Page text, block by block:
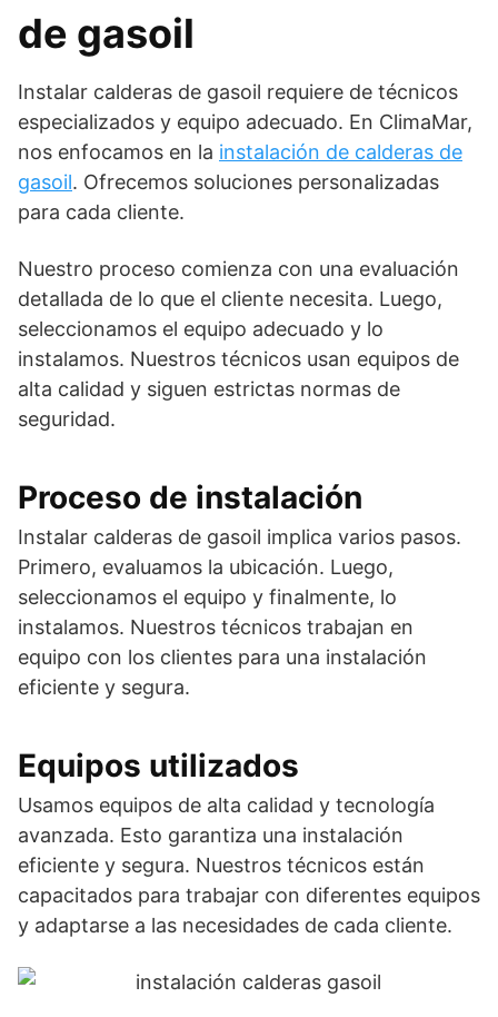
de gasoil
Instalar calderas de gasoil requiere de técnicos
especializados y equipo adecuado. En ClimaMar,
nos enfocamos en la instalación de calderas de
gasoil. Ofrecemos soluciones personalizadas
para cada cliente.
Nuestro proceso comienza con una evaluación
detallada de lo que el cliente necesita. Luego,
seleccionamos el equipo adecuado y lo
instalamos. Nuestros técnicos usan equipos de
alta calidad y siguen estrictas normas de
seguridad.
Proceso de instalación
Instalar calderas de gasoil implica varios pasos.
Primero, evaluamos la ubicación. Luego,
seleccionamos el equipo y finalmente, lo
instalamos. Nuestros técnicos trabajan en
equipo con los clientes para una instalación
eficiente y segura.
Equipos utilizados
Usamos equipos de alta calidad y tecnología
avanzada. Esto garantiza una instalación
eficiente y segura. Nuestros técnicos están
capacitados para trabajar con diferentes equipos
y adaptarse a las necesidades de cada cliente.